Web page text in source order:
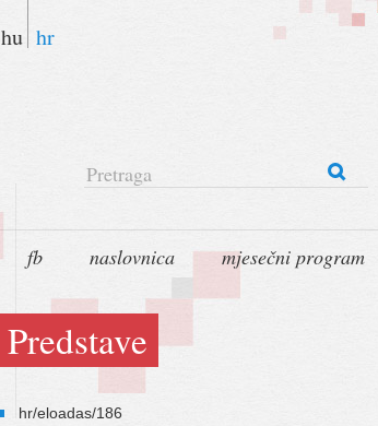
hu hr
Pretraga
fb naslovnica mjesečni program
Predstave
hr/eloadas/186